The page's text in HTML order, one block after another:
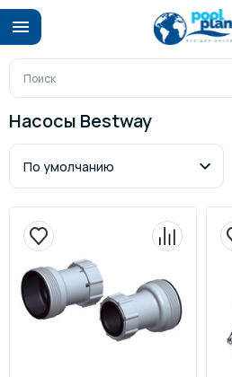
Насосы Bestway